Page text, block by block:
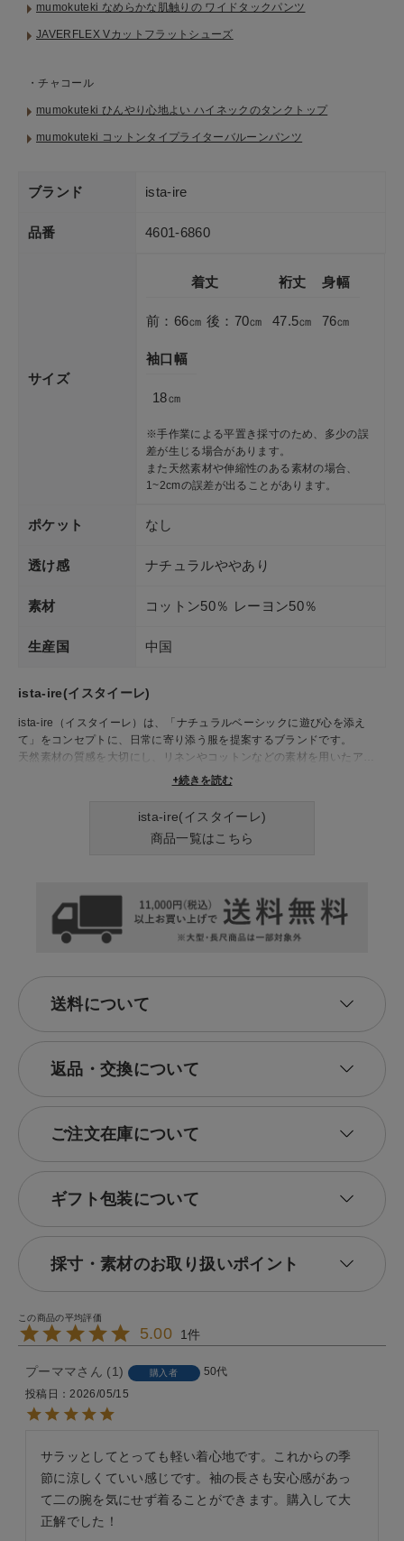
mumokuteki なめらかな肌触りの ワイドタックパンツ
JAVERFLEX Vカットフラットシューズ
・チャコール
mumokuteki ひんやり心地よい ハイネックのタンクトップ
mumokuteki コットンタイプライターバルーンパンツ
ブランド ista-ire
品番 4601-6860
サイズ
着丈
前：66㎝ 後：70㎝
裄丈
47.5㎝
身幅
76㎝
袖口幅
18㎝
※手作業による平置き採寸のため、多少の誤
差が生じる場合があります。
また天然素材や伸縮性のある素材の場合、
1~2cmの誤差が出ることがあります。
ポケット なし
透け感 ナチュラルややあり
素材 コットン50％ レーヨン50％
生産国 中国
ista-ire(イスタイーレ)
ista-ire（イスタイーレ）は、「ナチュラルベーシックに遊び心を添え
て」をコンセプトに、日常に寄り添う服を提案するブランドです。
​天然素材の質感を大切にし、リネンやコットンなどの素材を用いたアイテ
ムは、着心地の良さと美しいシルエットを兼ね備えています。​シンプルな
一着として、多くの人々に支持されています。​季節ごとのコレクションで
は、ワンピースやブラウス、パンツなど、幅広いアイテムを展開し、日々
のコーディネートに彩りを加えてくれます。​ista-ireの服で、日常を少し
+続きを読む
ista-ire(イスタイーレ)
商品一覧はこちら
送料について
返品・交換について
ご注文在庫について
ギフト包装について
採寸・素材のお取り扱いポイント
5.00 1
プーママ 1 購入者
50代
投稿日
2026/05/15
サラッとしてとっても軽い着心地です。これからの季
節に涼しくていい感じです。袖の長さも安心感があっ
て二の腕を気にせず着ることができます。購入して大
正解でした！